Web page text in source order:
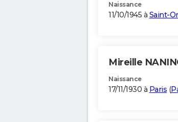
Naissance
11/10/1945 à Saint-
Mireille
Naissance
17/11/1930 à Paris (